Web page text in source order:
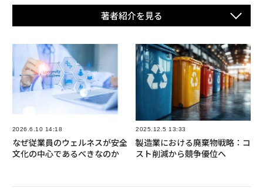
著者紹介を⾒る
2026.6.10 14:18
なぜ従業員のウェルネスが安全
文化の中心であるべきなのか
2025.12.5 13:33
製造業における廃棄物戦略：コ
スト削減から競争優位へ